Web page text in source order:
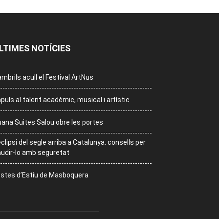
NOTÍCIES
acull el Festival ArtNus
al talent acadèmic, musical i artístic
Suites Salou obre les portes
del segle arriba a Catalunya: consells per
lo amb seguretat
d’Estiu de Masboquera